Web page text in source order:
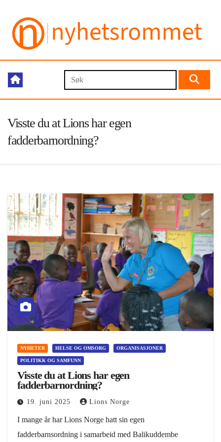
Visste du at Lions har egen
fadderbarnordning?
NYHETER HELSE OG OMSORG ORGANISASJONER
POLITIKK OG SAMFUNN
Visste du at Lions har egen
fadderbarnordning?
19. juni 2025 Lions Norge
I mange år har Lions Norge hatt sin egen
fadderbarnsordning i samarbeid med Balikuddembe